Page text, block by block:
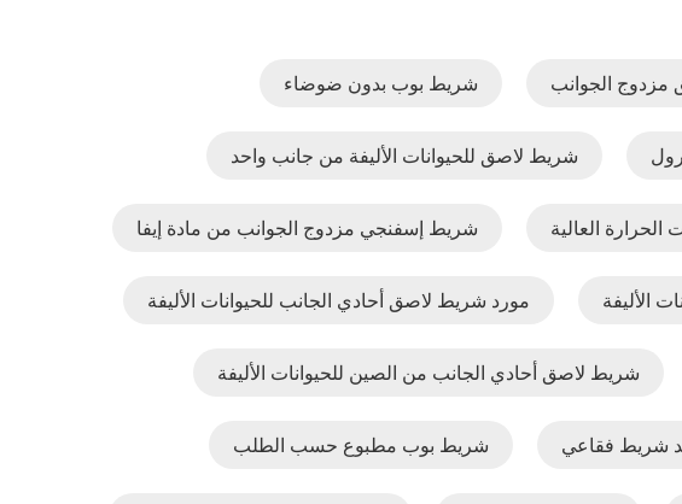
شريط بوب بدون ضوضاء الجوانب
شريط لاصق للحيوانات الأليفة من جانب واحد
شريط إسفنجي مزدوج الجوانب من مادة إيفا العالية
مورد شريط لاصق أحادي الجانب للحيوانات الأليفة الأليفة
شريط لاصق أحادي الجانب من الصين للحيوانات الأليفة
شريط بوب مطبوع حسب الطلب شريط فقاعي